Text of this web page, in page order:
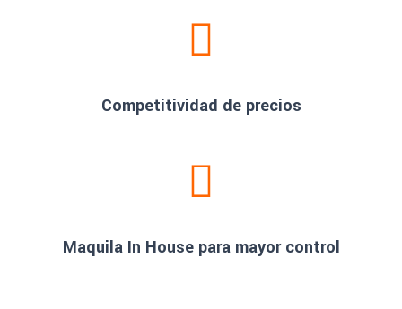
Competitividad de precios
Maquila In House para mayor control